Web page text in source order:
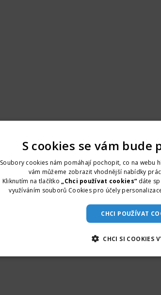
S cookies se vám bude
Soubory cookies nám pomáhají pochopit, co na webu
vám můžeme zobrazit vhodnější nabídky
Kliknutím na tlačítko
„Chci používat cookies“ dáte
využíváním souborů Cookies pro účely
CHCI POUŽÍVAT
CHCI SI COOKIES